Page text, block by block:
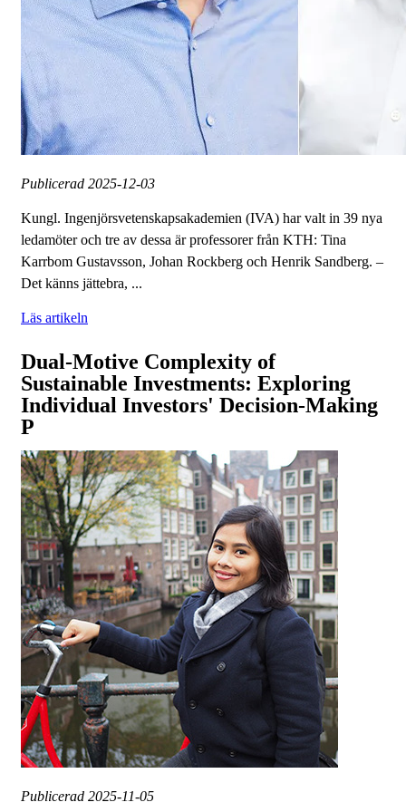
Publicerad 2025-12-03
Kungl. Ingenjörsvetenskapsakademien (IVA) har valt in 39 nya
ledamöter och tre av dessa är professorer från KTH: Tina
Karrbom Gustavsson, Johan Rockberg och Henrik Sandberg. –
Det känns jättebra, ...
Läs artikeln
Dual-Motive Complexity of
Sustainable Investments: Exploring
Individual Investors' Decision-Making
P
Publicerad 2025-11-05